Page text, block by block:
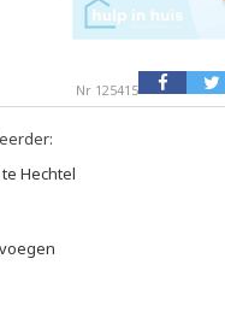
Nr 125415
Hechtel